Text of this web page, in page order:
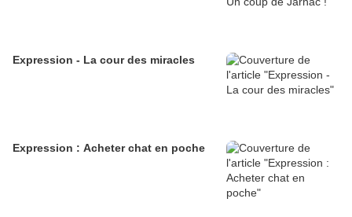
Expression - La cour des miracles
Expression : Acheter chat en poche